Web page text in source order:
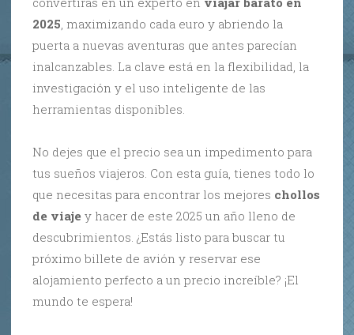
2025, maximizando cada euro y abriendo la
puerta a nuevas aventuras que antes parecían
inalcanzables. La clave está en la flexibilidad, la
investigación y el uso inteligente de las
herramientas disponibles.
No dejes que el precio sea un impedimento para
tus sueños viajeros. Con esta guía, tienes todo lo
que necesitas para encontrar los mejores chollos
de viaje y hacer de este 2025 un año lleno de
descubrimientos. ¿Estás listo para buscar tu
próximo billete de avión y reservar ese
alojamiento perfecto a un precio increíble? ¡El
mundo te espera!